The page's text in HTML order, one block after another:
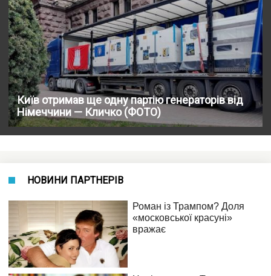
Київ отримав ще одну партію генераторів від
Німеччини — Кличко (ФОТО)
НОВИНИ ПАРТНЕРІВ